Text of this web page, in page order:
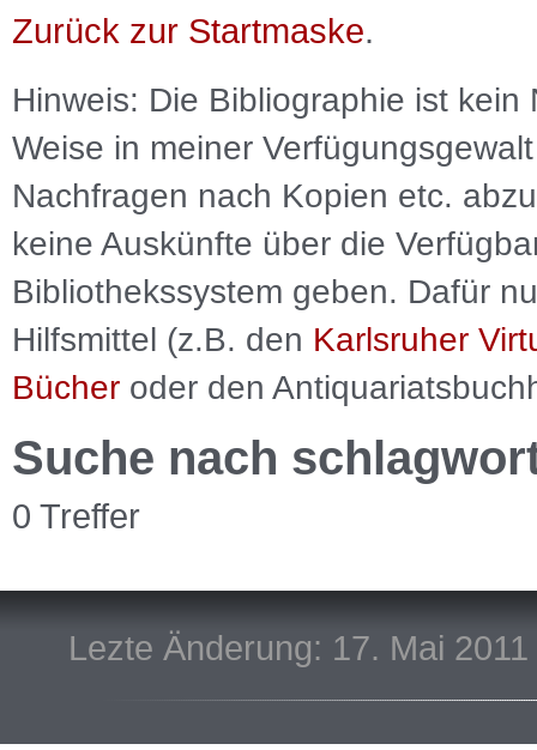
Zurück zur Startmaske.
Hinweis: Die Bibliographie ist kein
Weise in meiner
Nachfragen nach Kopien etc.
keine Auskünfte über die
Bibliothekssystem geben. Dafür
Hilfsmittel (z.B. den Karlsruher
Bücher oder den
Suche nach
0 Treffer
Lezte Änderung: 17. Mai